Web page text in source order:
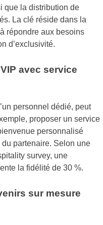
que la distribution de
La clé réside dans la
répondre aux besoins
d’exclusivité.
avec service
personnel dédié, peut
proposer un service
personnalisé
du partenaire. Selon une
survey, une
la fidélité de 30 %.
sur mesure